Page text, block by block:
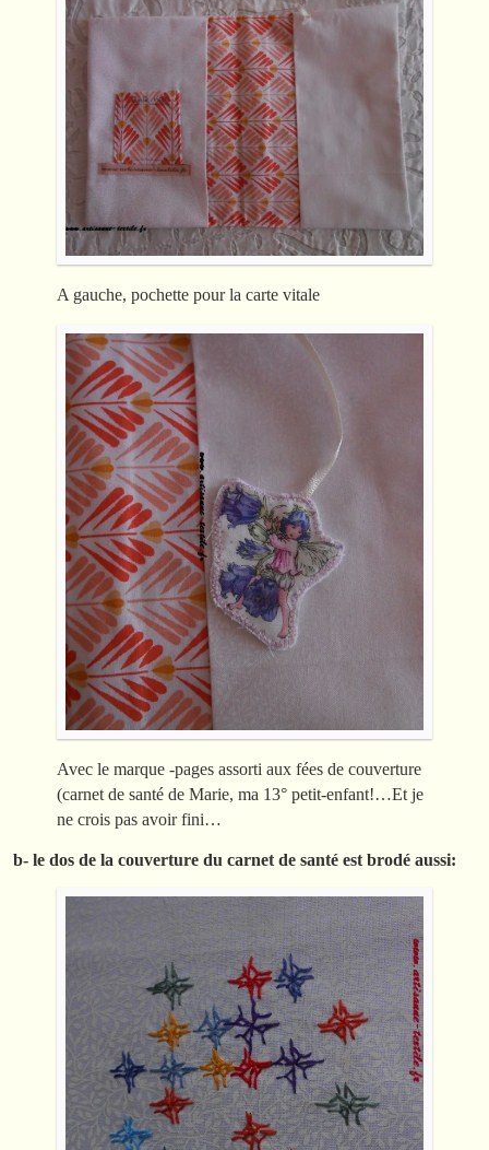
A gauche, pochette pour la carte vitale
Avec le marque -pages assorti aux fées de couverture
(carnet de santé de Marie, ma 13° petit-enfant!…Et je
ne crois pas avoir fini…
b- le dos de la couverture du carnet de santé est brodé aussi: